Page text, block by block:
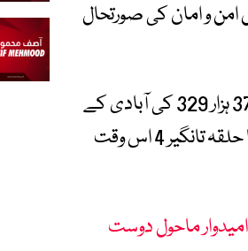
میں امن و امان کی صورتحال
اضلاع کی سطح پر انتخابی گہما گہمی پر نظر ڈالی جائے تو دیامر 3 لاکھ 37 ہزار 329 کی آبادی کے
ساتھ ووٹرز کے لحاظ سے سب سے بڑا ضلع بن کر سامنے آیا ہے، جہاں کا حلقہ تانگیر 4 اس وقت
امیدوار ماحول دوست